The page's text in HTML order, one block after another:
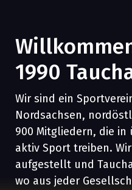
9
0
T
a
u
c
h
a
1990
Wir sind ein
Nordsachsen,
900 Mitgliedern, die in
aktiv Sport treiben.
aufgestellt und
wo aus jeder